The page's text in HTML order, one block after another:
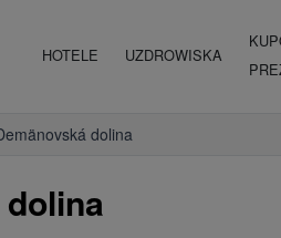
HOTELE UZDROWISKA
dolina